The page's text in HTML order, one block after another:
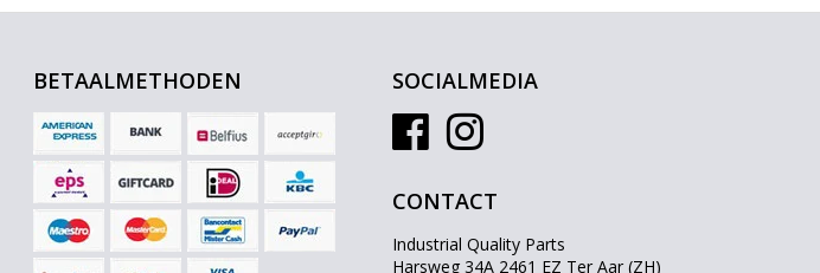
BETAALMETHODEN SOCIALMEDIA
CONTACT
Industrial Quality Parts
Harsweg 34A 2461 EZ Ter Aar (ZH)